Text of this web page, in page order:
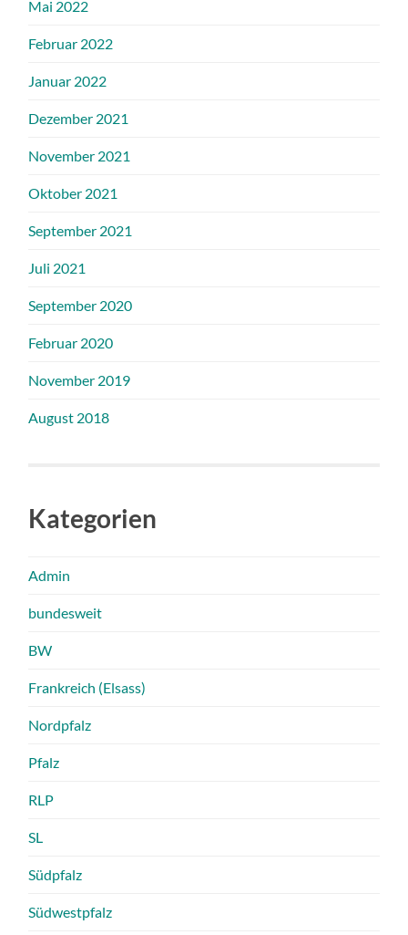
Mai 2022
Februar 2022
Januar 2022
Dezember 2021
November 2021
Oktober 2021
September 2021
Juli 2021
September 2020
Februar 2020
November 2019
August 2018
Kategorien
Admin
bundesweit
BW
Frankreich (Elsass)
Nordpfalz
Pfalz
RLP
SL
Südpfalz
Südwestpfalz